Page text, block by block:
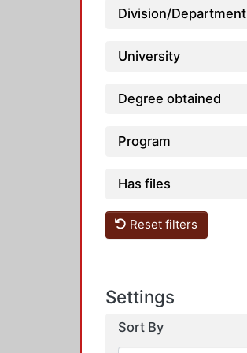
Division/Department
University
Degree obtained
Program
Has files
Reset filters
Settings
Sort By